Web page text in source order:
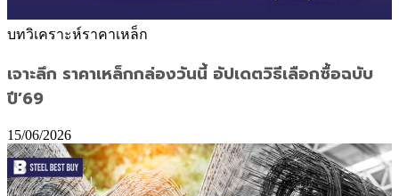
บทวิเคราะห์ราคาเหล็ก
เจาะลึก ราคาเหล็กกล่องวันนี้ อัปเดตวิธีเลือกซื้อฉบับ
ปี’69
15/06/2026